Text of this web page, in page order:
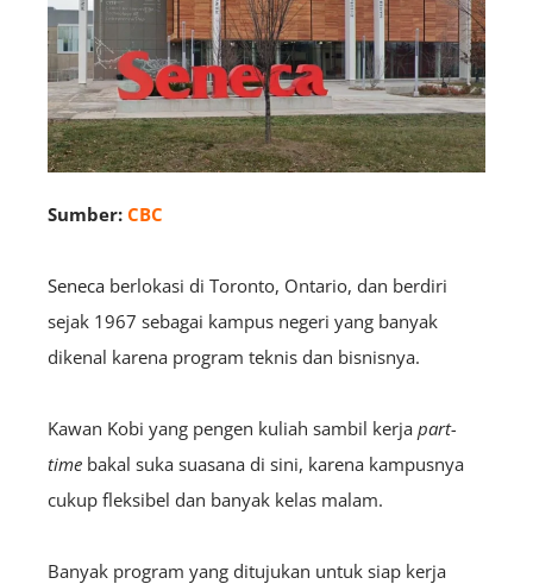
Sumber: CBC
Seneca berlokasi di Toronto, Ontario, dan berdiri
sejak 1967 sebagai kampus negeri yang banyak
dikenal karena program teknis dan bisnisnya.
Kawan Kobi yang pengen kuliah sambil kerja part-
time bakal suka suasana di sini, karena kampusnya
cukup fleksibel dan banyak kelas malam.
Banyak program yang ditujukan untuk siap kerja